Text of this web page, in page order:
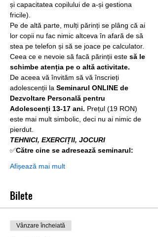
și capacitatea copilului de a-și gestiona
fricile).
Pe de altă parte, mulți părinți se plâng că ai
lor copii nu fac nimic altceva în afară de să
stea pe telefon și să se joace pe calculator.
Ceea ce e nevoie să facă părinții este să le
schimbe atenția pe o altă activitate.
De aceea vă învităm să vă înscrieți
adolescenții la Seminarul ONLINE de
Dezvoltare Personală pentru
Adolescenți 13-17 ani. Prețul (19 RON)
este mai mult simbolic, deci nu ai nimic de
pierdut.
TEHNICI, EXERCIȚII, JOCURI
✅Către cine se adresează seminarul:
Afișează mai mult
Bilete
Vânzare încheiată